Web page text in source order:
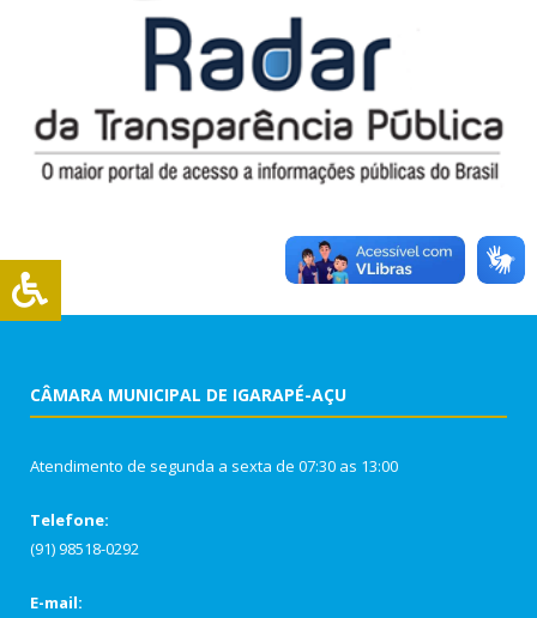
CÂMARA MUNICIPAL DE IGARAPÉ-AÇU
Atendimento de segunda a sexta de 07:30 as 13:00
Telefone:
(91) 98518-0292
E-mail: